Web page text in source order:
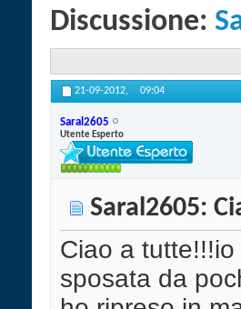
Discussione:
21-09-2012, 09:04
Saral2605
Utente Esperto
Saral2605:
Ciao a
sposata da